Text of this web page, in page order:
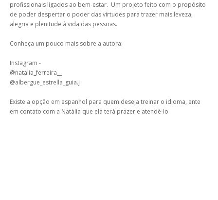
profissionais ligados ao bem-estar. Um projeto feito com o propósito
de poder despertar o poder das virtudes para trazer mais leveza,
alegria e plenitude à vida das pessoas.
Conheça um pouco mais sobre a autora:
Instagram -
@natalia_ferreira__
@albergue_estrella_guia.j
Existe a opção em espanhol para quem deseja treinar o idioma, ente
em contato com a Natália que ela terá prazer e atendê-lo